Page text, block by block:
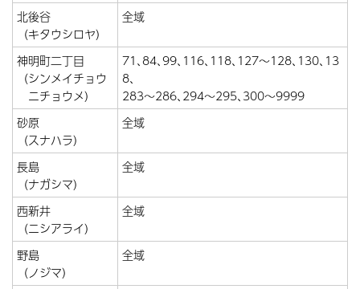
北後谷
（キタウシロヤ）
全域
神明町二丁目
（シンメイチョウ
ニチョウメ）
71､84､99､116､118､127〜128､130､13
8､
283〜286､294〜295､300〜9999
砂原
（スナハラ）
全域
長島
（ナガシマ）
全域
西新井
（ニシアライ）
全域
野島
（ノジマ）
全域